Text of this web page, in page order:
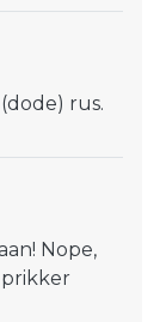
rus.
Nope,
prikker